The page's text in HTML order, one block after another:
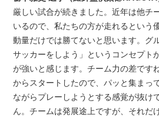
厳しい試合が続きました。近年は他チ
いるので、私たちの方が走れるという
動量だけでは勝てないと思います。グ
サッカーをしよう」というコンセプト
が強いと感じます。チーム力の差です
からスタートしたので、パッと集まっ
ながらプレーしようとする感覚が抜け
ん。チームは発展途上ですが、それだ